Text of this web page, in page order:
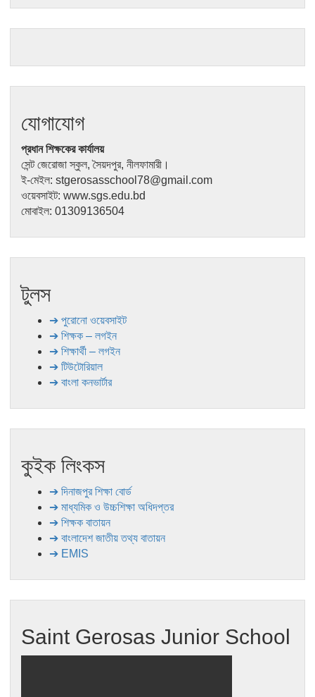
যোগাযোগ
প্রধান শিক্ষকের কার্যালয়
সেন্ট জেরোজা স্কুল, সৈয়দপুর, নীলফামারী।
ই-মেইল: stgerosasschool78@gmail.com
ওয়েবসাইট: www.sgs.edu.bd
মোবাইল: 01309136504
টুলস
➔ পুরোনো ওয়েবসাইট
➔ শিক্ষক – লগইন
➔ শিক্ষার্থী – লগইন
➔ টিউটোরিয়াল
➔ বাংলা কনভার্টার
কুইক লিংকস
➔ দিনাজপুর শিক্ষা বোর্ড
➔ মাধ্যমিক ও উচ্চশিক্ষা অধিদপ্তর
➔ শিক্ষক বাতায়ন
➔ বাংলাদেশ জাতীয় তথ্য বাতায়ন
➔ EMIS
Saint Gerosas Junior School